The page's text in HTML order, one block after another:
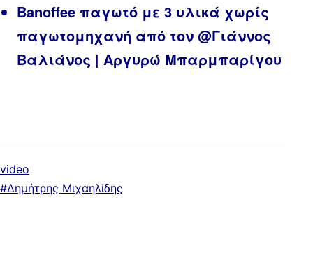
Banoffee παγωτό με 3 υλικά χωρίς
παγωτομηχανή από τον @Γιάννος
Βαλιάνος | Αργυρώ Μπαρμπαρίγου
Κατηγοριοποιημένα
ως
video
ΜεΔημήτρης Μιχαηλίδης